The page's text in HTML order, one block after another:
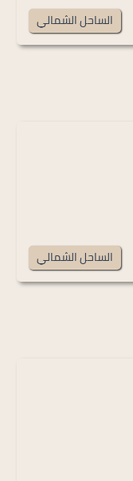
الساحل الشمالي
الساحل الشمالي